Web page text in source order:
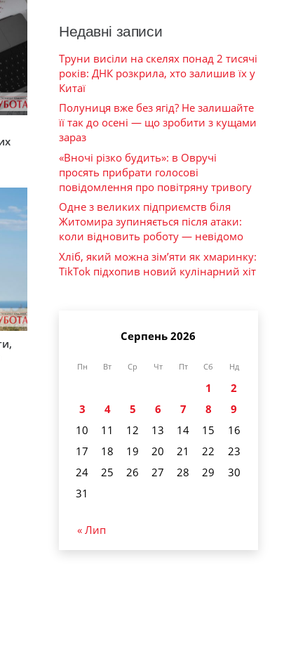
Недавні записи
Труни висіли на скелях понад 2 тисячі
років: ДНК розкрила, хто залишив їх у
Китаї
Полуниця вже без ягід? Не залишайте
її так до осені — що зробити з кущами
зараз
«Вночі різко будить»: в Овручі
просять прибрати голосові
повідомлення про повітряну тривогу
Одне з великих підприємств біля
Житомира зупиняється після атаки:
коли відновить роботу — невідомо
Хліб, який можна зім’яти як хмаринку:
TikTok підхопив новий кулінарний хіт
Серпень 2026
Пн Вт Ср Чт Пт Сб Нд
1
2
3
4 5 6 7 8
9
10
11 12 13 14 15
16
17
18 19 20 21 22
23
24
25 26 27 28 29
30
31
« Лип